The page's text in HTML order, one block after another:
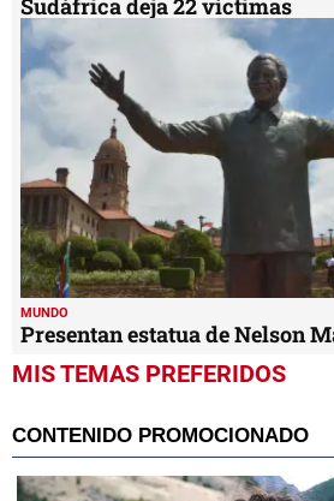
Sudáfrica deja 22 víctimas
MUNDO
Presentan estatua de Nelson
MIS TEMAS PREFERIDOS